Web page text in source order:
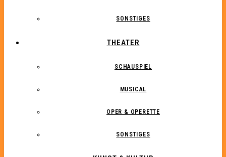
SONSTIGES
THEATER
SCHAUSPIEL
MUSICAL
OPER & OPERETTE
SONSTIGES